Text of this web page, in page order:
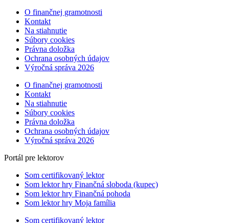
O finančnej gramotnosti
Kontakt
Na stiahnutie
Súbory cookies
Právna doložka
Ochrana osobných údajov
Výročná správa 2026
O finančnej gramotnosti
Kontakt
Na stiahnutie
Súbory cookies
Právna doložka
Ochrana osobných údajov
Výročná správa 2026
Portál pre lektorov
Som certifikovaný lektor
Som lektor hry Finančná sloboda (kupec)
Som lektor hry Finančná pohoda
Som lektor hry Moja família
Som certifikovaný lektor